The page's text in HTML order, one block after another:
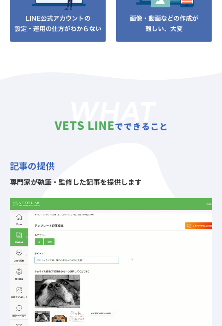
WHAT
VETS LINEでできること
記事の提供
専門家が執筆・監修した記事を提供します